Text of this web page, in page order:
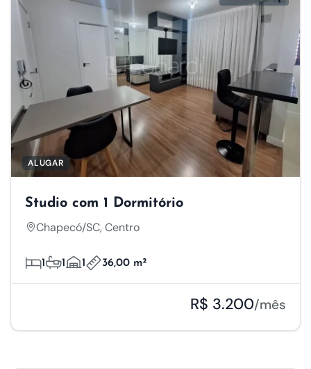
ALUGAR
Studio com 1 Dormitório
Chapecó/SC, Centro
1 1 1 36,00 m²
R$ 3.200/mês